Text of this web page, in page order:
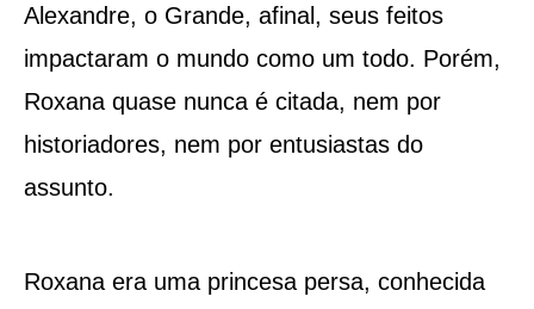
Alexandre, o Grande, afinal, seus feitos
impactaram o mundo como um todo. Porém,
Roxana quase nunca é citada, nem por
historiadores, nem por entusiastas do
assunto.
Roxana era uma princesa persa, conhecida